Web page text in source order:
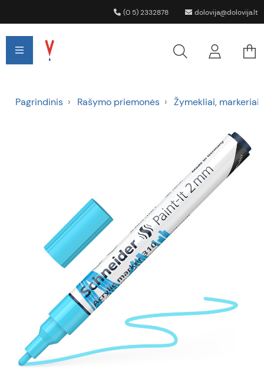
(0 5) 2332878 dolovija@dolovija.lt
Pagrindinis Rašymo priemonės Žymekliai, markeriai